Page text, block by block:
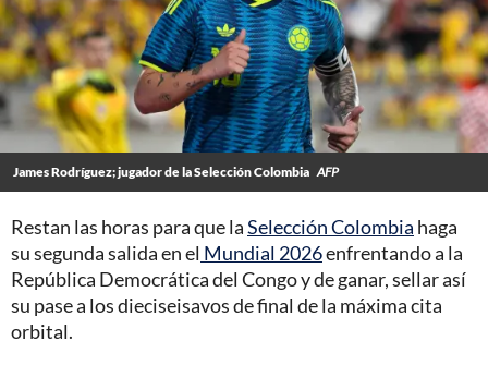
James Rodríguez; jugador de la Selección Colombia AFP
Restan las horas para que laSelección Colombia haga
su segunda salida en el Mundial 2026enfrentando a la
República Democrática del Congo y de ganar, sellar así
su pase a los dieciseisavos de final de la máxima cita
orbital.